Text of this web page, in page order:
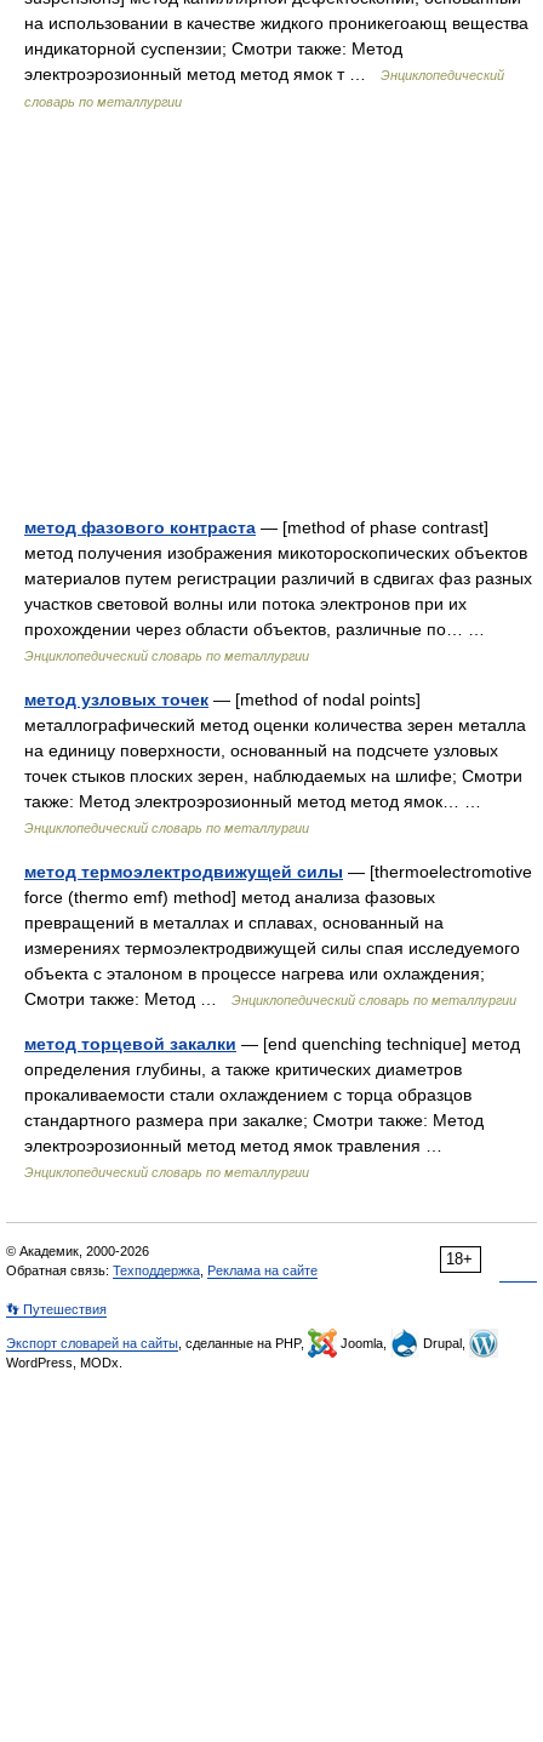
на использовании в качестве жидкого проникегоающ вещества
индикаторной суспензии; Смотри также: Метод
электроэрозионный метод метод ямок т …
Энциклопедический
словарь по металлургии
метод фазового контраста — [method of phase contrast]
метод получения изображения микотороскопических объектов
материалов путем регистрации различий в сдвигах фаз разных
участков световой волны или потока электронов при их
прохождении через области объектов, различные по… …
Энциклопедический словарь по металлургии
метод узловых точек — [method of nodal points]
металлографический метод оценки количества зерен металла
на единицу поверхности, основанный на подсчете узловых
точек стыков плоских зерен, наблюдаемых на шлифе; Смотри
также: Метод электроэрозионный метод метод ямок… …
Энциклопедический словарь по металлургии
метод термоэлектродвижущей силы — [thermoelectromotive
force (thermo emf) method] метод анализа фазовых
превращений в металлах и сплавах, основанный на
измерениях термоэлектродвижущей силы спая исследуемого
объекта с эталоном в процессе нагрева или охлаждения;
Смотри также: Метод …
Энциклопедический словарь по металлургии
метод торцевой закалки — [end quenching technique] метод
определения глубины, а также критических диаметров
прокаливаемости стали охлаждением с торца образцов
стандартного размера при закалке; Смотри также: Метод
электроэрозионный метод метод ямок травления …
Энциклопедический словарь по металлургии
18+
© Академик, 2000-2026
Обратная связь: Техподдержка Реклама на сайте
👣 Путешествия
Экспорт словарей на сайты , сделанные на PHP, Joomla,
Drupal,
WordPress, MODx.